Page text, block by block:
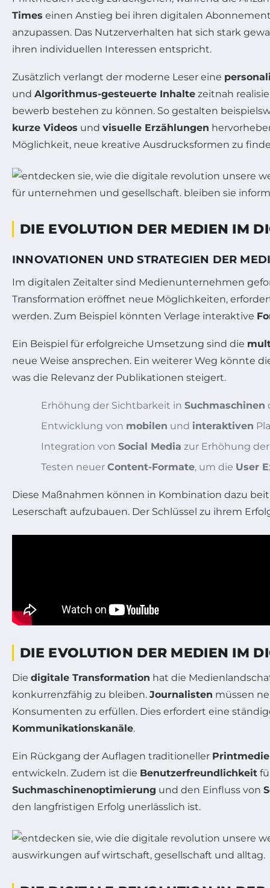
Times einen Anstieg bei ihren digitalen
anzupassen. Das Nutzerverhalten hat sich stark
ihren individuellen Interessen entspricht.
Zusätzlich verlangt der moderne Leser eine
und Algorithmus-gesteuerte Inhalte zeitnah
bewerb bestehen zu können. So gestalten
kurze Videos und visuelle Erzählungen
Möglichkeit, neue kreative Ausdrucksformen zu
DIE EVOLUTION DER MEDIEN IM
INNOVATIONEN UND STRATEGIEN DER
Im digitalen Zeitalter sind Medienunternehmen
Transformation eröffnet neue Möglichkeiten,
werden. Zum Beispiel könnten Verlage interaktive
Ein Beispiel für erfolgreiche Umsetzung sind die
neue Weise ansprechen. Ein weiterer Weg könnte
was die Relevanz der Publikationen steigert.
Erhöhung der Sichtbarkeit in Suchmaschinen
Entwicklung von mobilen und interaktiven
Integration von Social Media zur Erhöhung
Testen neuer Content-Formate, um die User
Diese Maßnahmen können in Kombination dazu
Leserschaft aufzubauen. Der Schlüssel zu ihrem
DIE EVOLUTION DER MEDIEN IM
Die digitale Transformation hat die
konkurrenzfähig zu bleiben. Journalisten müssen
Konsumenten zu erfüllen. Dies erfordert eine
Kommunikationskanäle.
Ein Rückgang der Auflagen traditioneller
entwickeln. Zudem ist die Benutzerfreundlichkeit
Suchmaschinenoptimierung und den Einfluss von
den langfristigen Erfolg unerlässlich ist.